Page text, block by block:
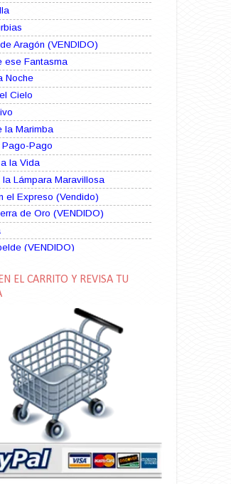
Aragón (VENDIDO)
ese Fantasma
Noche
Cielo
la Marimba
Pago-Pago
la Vida
la Lámpara Maravillosa
el Expreso (Vendido)
de Oro (VENDIDO)
(VENDIDO)
(VENDIDO)
Noche (VENDIDO)
La Paciente Peligrosa
(VENDIDO)
Mata
Refugio
EL CARRITO Y REVISA TU